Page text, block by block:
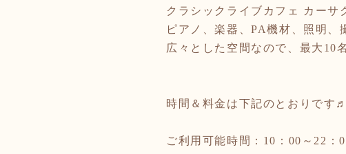
クラシックライブカフェ カーサ
ピアノ、楽器、PA機材、照明、
広々とした空間なので、最大10
時間＆料金は下記のとおりです♬
ご利用可能時間：10： 00 ～ 22 ：